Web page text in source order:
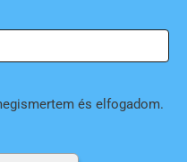
és elfogadom.